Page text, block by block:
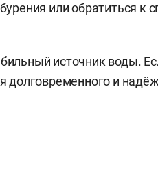
или обратиться к
источник воды.
долговременного и